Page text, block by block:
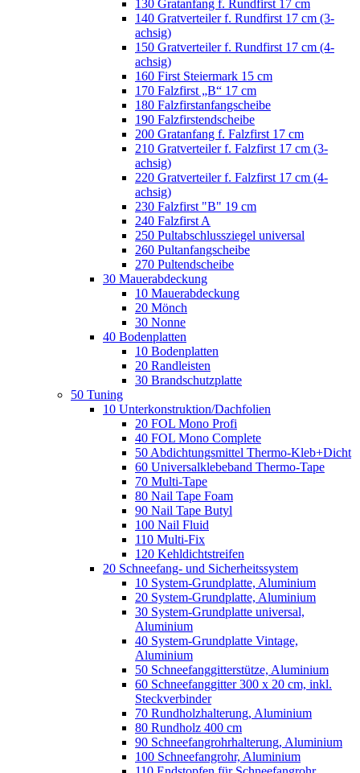
130 Gratanfang f. Rundfirst 17 cm
140 Gratverteiler f. Rundfirst 17 cm (3-
achsig)
150 Gratverteiler f. Rundfirst 17 cm (4-
achsig)
160 First Steiermark 15 cm
170 Falzfirst „B“ 17 cm
180 Falzfirstanfangscheibe
190 Falzfirstendscheibe
200 Gratanfang f. Falzfirst 17 cm
210 Gratverteiler f. Falzfirst 17 cm (3-
achsig)
220 Gratverteiler f. Falzfirst 17 cm (4-
achsig)
230 Falzfirst "B" 19 cm
240 Falzfirst A
250 Pultabschlussziegel universal
260 Pultanfangscheibe
270 Pultendscheibe
30 Mauerabdeckung
10 Mauerabdeckung
20 Mönch
30 Nonne
40 Bodenplatten
10 Bodenplatten
20 Randleisten
30 Brandschutzplatte
50 Tuning
10 Unterkonstruktion/Dachfolien
20 FOL Mono Profi
40 FOL Mono Complete
50 Abdichtungsmittel Thermo-Kleb+Dicht
60 Universalklebeband Thermo-Tape
70 Multi-Tape
80 Nail Tape Foam
90 Nail Tape Butyl
100 Nail Fluid
110 Multi-Fix
120 Kehldichtstreifen
20 Schneefang- und Sicherheitssystem
10 System-Grundplatte, Aluminium
20 System-Grundplatte, Aluminium
30 System-Grundplatte universal,
Aluminium
40 System-Grundplatte Vintage,
Aluminium
50 Schneefanggitterstütze, Aluminium
60 Schneefanggitter 300 x 20 cm, inkl.
Steckverbinder
70 Rundholzhalterung, Aluminium
80 Rundholz 400 cm
90 Schneefangrohrhalterung, Aluminium
100 Schneefangrohr, Aluminium